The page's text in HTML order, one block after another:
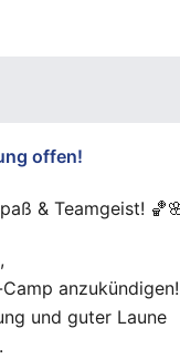
offen!
& Teamgeist!
anzukündigen!
und guter Laune